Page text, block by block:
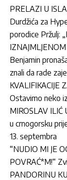
PRELAZI U
Durdžića za
porodice Pržulj:
Benjamin
znali da rade
KVALIFIKACIJE
Ostavimo neko
MIROSLAV ILIĆ
u crnogorsku
13. septembra
“NUDIO MI JE
POVRAĆ*M!“
PANDORINU